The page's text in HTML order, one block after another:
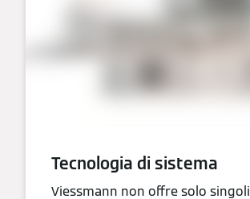
Tecnologia di sistema
Viessmann non offre solo singoli